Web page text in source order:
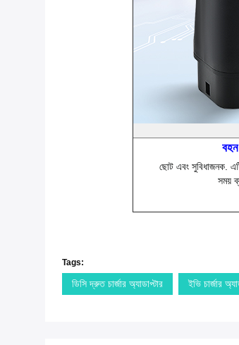
ছোট এবং সুবিধাজনক.
সময়
Tags:
ডিসি দ্রুত চার্জার অ্যাডাপ্টার ইভি চার্জার